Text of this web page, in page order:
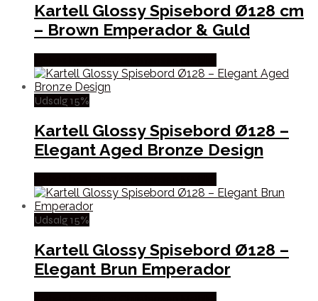
Kartell Glossy Spisebord Ø128 cm
– Brown Emperador & Guld
Udsalg 15%
Kartell Glossy Spisebord Ø128 –
Elegant Aged Bronze Design
Udsalg 15%
Kartell Glossy Spisebord Ø128 –
Elegant Brun Emperador